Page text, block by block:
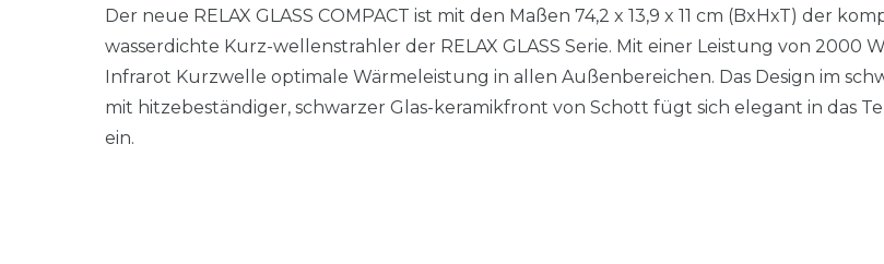
Der neue RELAX GLASS COMPACT ist mit den Maßen 74,2 x 13,9 x 11 cm (BxHxT) der
wasserdichte Kurz-wellenstrahler der RELAX GLASS Serie. Mit einer Leistung von 2000
Infrarot Kurzwelle optimale Wärmeleistung in allen Außenbereichen. Das Design im
mit hitzebeständiger, schwarzer Glas-keramikfront von Schott fügt sich elegant in das
ein.